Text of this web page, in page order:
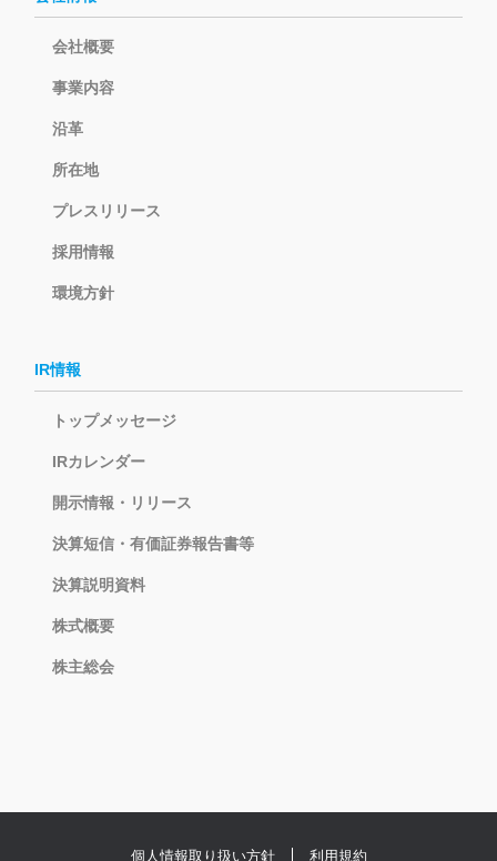
会社概要
事業内容
沿革
所在地
プレスリリース
採用情報
環境方針
IR情報
トップメッセージ
IRカレンダー
開示情報・リリース
決算短信・有価証券報告書等
決算説明資料
株式概要
株主総会
個人情報取り扱い方針 利用規約